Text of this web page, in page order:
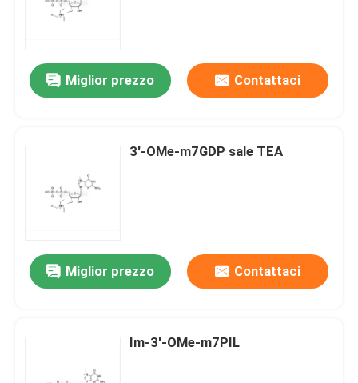
Miglior prezzo Contattaci
3'-OMe-m7GDP sale TEA
Miglior prezzo Contattaci
Im-3'-OMe-m7PIL